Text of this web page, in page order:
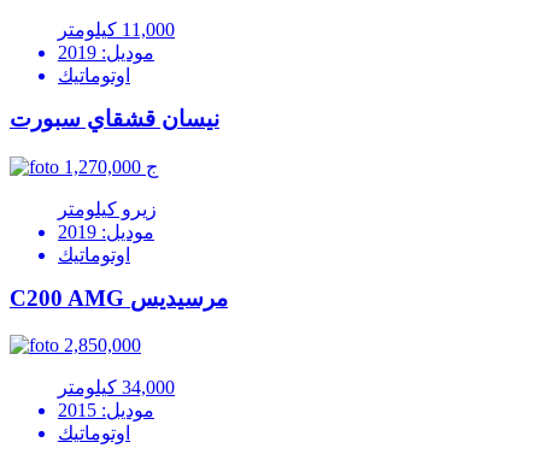
11,000 كيلومتر
موديل: 2019
اوتوماتيك
نيسان قشقاي سبورت
1,270,000 ج
زيرو كيلومتر
موديل: 2019
اوتوماتيك
C200 AMG مرسيديس
2,850,000
34,000 كيلومتر
موديل: 2015
اوتوماتيك